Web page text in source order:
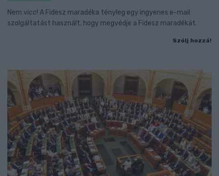
Nem vicc! A Fidesz maradéka tényleg egy ingyenes e-mail
szolgáltatást használt, hogy megvédje a Fidesz maradékát.
Szólj hozzá!